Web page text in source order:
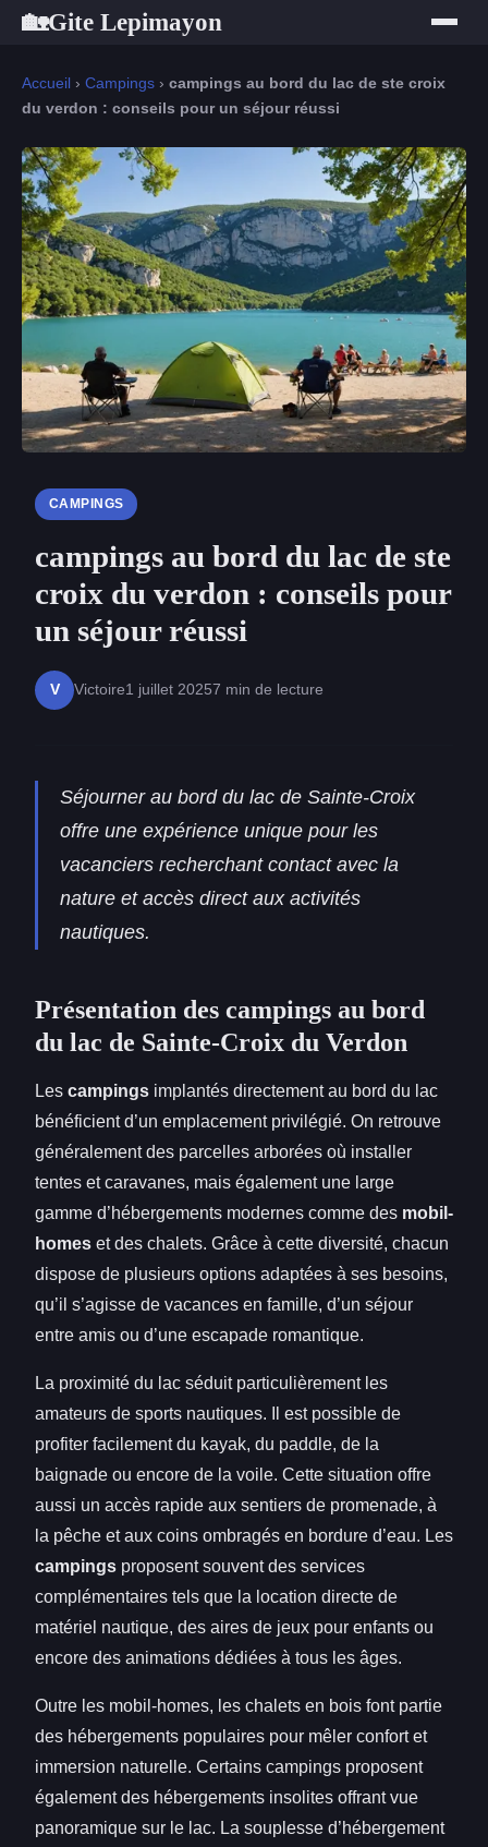
🏡Gite Lepimayon
Accueil › Campings › campings au bord du lac de ste croix
du verdon : conseils pour un séjour réussi
CAMPINGS
campings au bord du lac de ste
croix du verdon : conseils pour
un séjour réussi
V Victoire1 juillet 20257 min de lecture
Séjourner au bord du lac de Sainte-Croix
offre une expérience unique pour les
vacanciers recherchant contact avec la
nature et accès direct aux activités
nautiques.
Présentation des campings au bord
du lac de Sainte-Croix du Verdon
Les campings implantés directement au bord du lac
bénéficient d’un emplacement privilégié. On retrouve
généralement des parcelles arborées où installer
tentes et caravanes, mais également une large
gamme d’hébergements modernes comme des mobil-
homes et des chalets. Grâce à cette diversité, chacun
dispose de plusieurs options adaptées à ses besoins,
qu’il s’agisse de vacances en famille, d’un séjour
entre amis ou d’une escapade romantique.
La proximité du lac séduit particulièrement les
amateurs de sports nautiques. Il est possible de
profiter facilement du kayak, du paddle, de la
baignade ou encore de la voile. Cette situation offre
aussi un accès rapide aux sentiers de promenade, à
la pêche et aux coins ombragés en bordure d’eau. Les
campings proposent souvent des services
complémentaires tels que la location directe de
matériel nautique, des aires de jeux pour enfants ou
encore des animations dédiées à tous les âges.
Outre les mobil-homes, les chalets en bois font partie
des hébergements populaires pour mêler confort et
immersion naturelle. Certains campings proposent
également des hébergements insolites offrant vue
panoramique sur le lac. La souplesse d’hébergement